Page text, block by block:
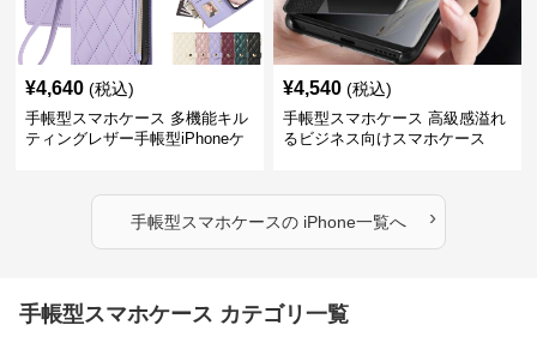
¥4,640 (税込)
手帳型スマホケース 多機能キル
ティングレザー手帳型iPhoneケ
¥4,540 (税込)
手帳型スマホケース 高級感溢れ
るビジネス向けスマホケース
手帳型スマホケースのiPhone一覧へ ›
手帳型スマホケース カテゴリ一覧